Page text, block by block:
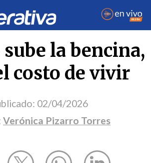
| Verónica Pizarro Torres
sube la bencina,
costo de vivir
02/04/2026
Verónica Pizarro Torres